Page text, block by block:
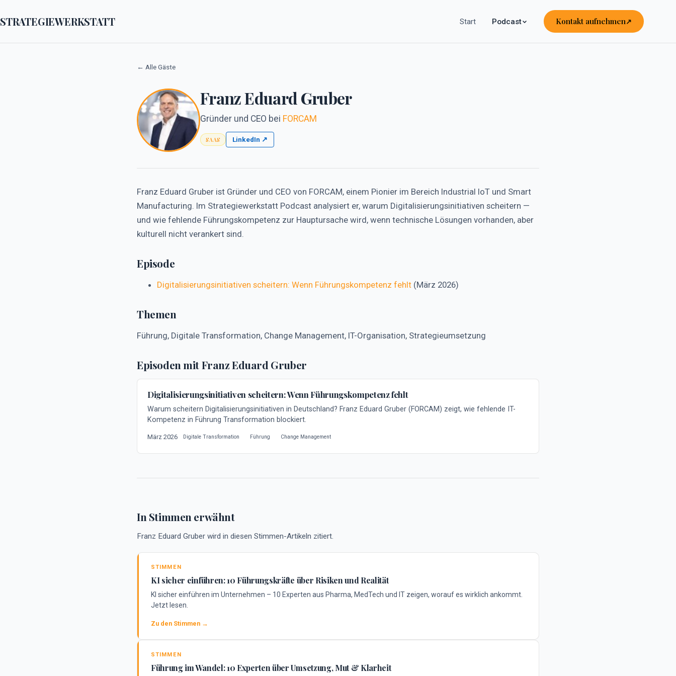
STRATEGIEWERKSTATT Start Podcast Kontakt aufnehmen
← Alle Gäste
Franz Eduard Gruber
Gründer und CEO bei FORCAM
SAAS LinkedIn ↗
Franz Eduard Gruber ist Gründer und CEO von FORCAM, einem Pionier im Bereich Industrial IoT und Smart
Manufacturing. Im Strategiewerkstatt Podcast analysiert er, warum Digitalisierungsinitiativen scheitern —
und wie fehlende Führungskompetenz zur Hauptursache wird, wenn technische Lösungen vorhanden, aber
kulturell nicht verankert sind.
Episode
Digitalisierungsinitiativen scheitern: Wenn Führungskompetenz fehlt (März 2026)
Themen
Führung, Digitale Transformation, Change Management, IT-Organisation, Strategieumsetzung
Episoden mit Franz Eduard Gruber
Digitalisierungsinitiativen scheitern: Wenn Führungskompetenz fehlt
Warum scheitern Digitalisierungsinitiativen in Deutschland? Franz Eduard Gruber (FORCAM) zeigt, wie fehlende IT-
Kompetenz in Führung Transformation blockiert.
März 2026 Digitale Transformation Führung Change Management
In Stimmen erwähnt
Franz Eduard Gruber wird in diesen Stimmen-Artikeln zitiert.
STIMMEN
KI sicher einführen: 10 Führungskräfte über Risiken und Realität
KI sicher einführen im Unternehmen – 10 Experten aus Pharma, MedTech und IT zeigen, worauf es wirklich ankommt.
Jetzt lesen.
Zu den Stimmen →
STIMMEN
Führung im Wandel: 10 Experten über Umsetzung, Mut & Klarheit